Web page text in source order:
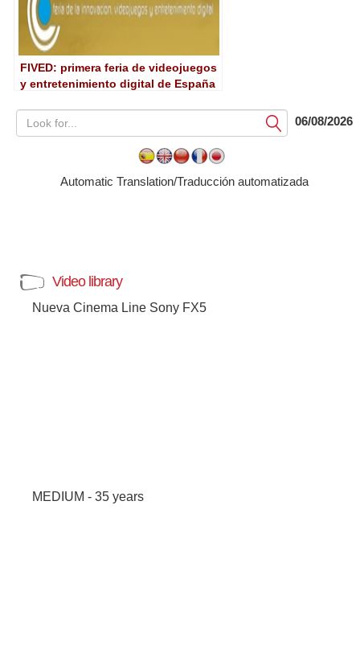
FIVED: primera feria de videojuegos
y entretenimiento digital de España
Submit06/08/2026
Automatic Translation/Traducción automatizada
Video library
Nueva Cinema Line Sony FX5
MEDIUM - 35 years